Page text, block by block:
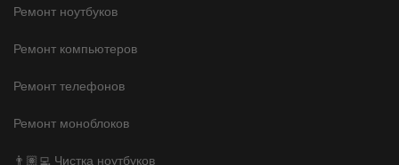
Ремонт ноутбуков
Ремонт компьютеров
Ремонт телефонов
Ремонт моноблоков
👨🏽‍💻 Чистка ноутбуков